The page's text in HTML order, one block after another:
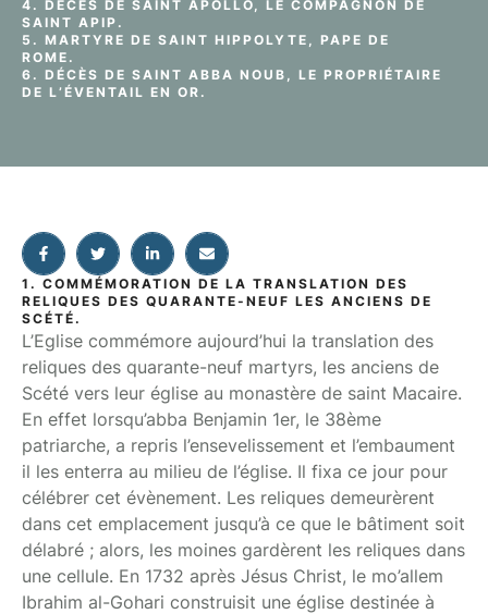
4. DÉCÈS DE SAINT APOLLO, LE COMPAGNON DE
SAINT APIP.
5. MARTYRE DE SAINT HIPPOLYTE, PAPE DE
ROME.
6. DÉCÈS DE SAINT ABBA NOUB, LE PROPRIÉTAIRE
DE L’ÉVENTAIL EN OR.
1. COMMÉMORATION DE LA TRANSLATION DES
RELIQUES DES QUARANTE-NEUF LES ANCIENS DE
SCÉTÉ.
L’Eglise commémore aujourd’hui la translation des
reliques des quarante-neuf martyrs, les anciens de
Scété vers leur église au monastère de saint Macaire.
En effet lorsqu’abba Benjamin 1er, le 38ème
patriarche, a repris l’ensevelissement et l’embaument
il les enterra au milieu de l’église. Il fixa ce jour pour
célébrer cet évènement. Les reliques demeurèrent
dans cet emplacement jusqu’à ce que le bâtiment soit
délabré ; alors, les moines gardèrent les reliques dans
une cellule. En 1732 après Jésus Christ, le mo’allem
Ibrahim al-Gohari construisit une église destinée à